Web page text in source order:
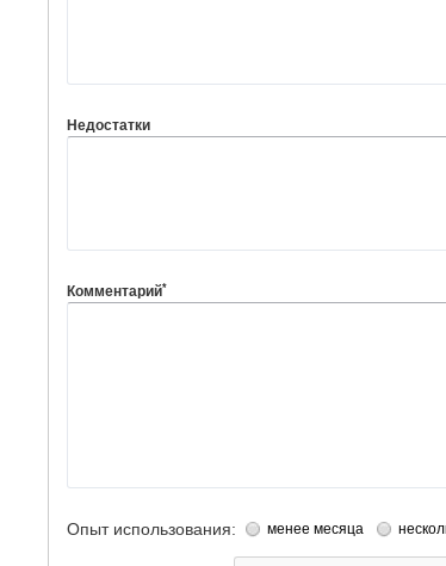
Недостатки
Комментарий*
Опыт использования: менее месяца